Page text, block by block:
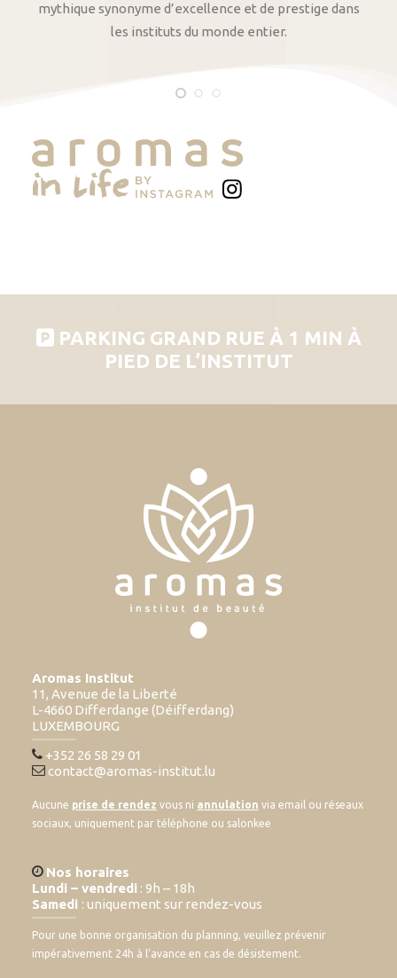
mythique synonyme d’excellence et de prestige dans
les instituts du monde entier.
PARKING GRAND RUE À 1 MIN À
PIED DE L’INSTITUT
Aromas Institut
11, Avenue de la Liberté
L-4660 Differdange (Déifferdang)
LUXEMBOURG
+352 26 58 29 01
contact@aromas-institut.lu
Aucune prise de rendez vous ni annulation via email ou réseaux
sociaux, uniquement par téléphone ou salonkee
Nos horaires
Lundi – vendredi : 9h – 18h
Samedi : uniquement sur rendez-vous
Pour une bonne organisation du planning, veuillez prévenir
impérativement 24h à l’avance en cas de désistement.